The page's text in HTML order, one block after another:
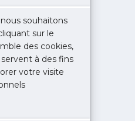
souhaitons
sur le
des cookies,
à des fins
votre visite